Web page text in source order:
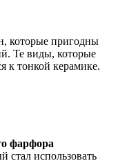
которые пригодны
Те виды, которые
к тонкой керамике.
фарфора
стал использовать